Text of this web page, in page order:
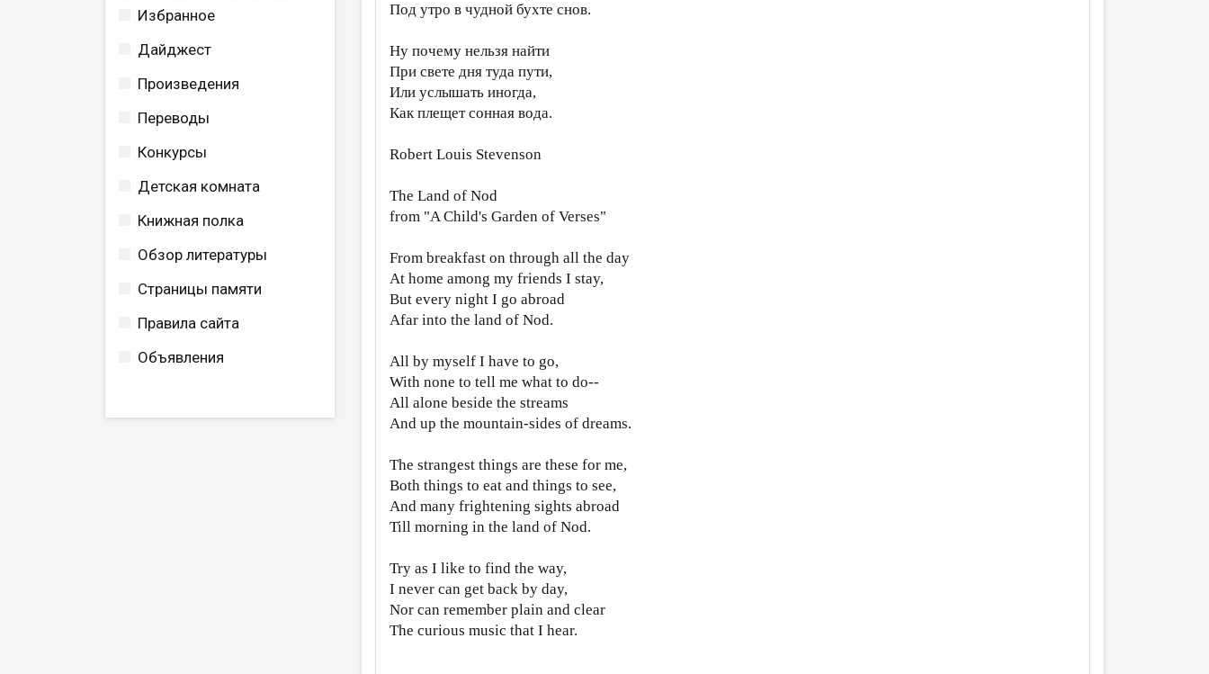
Избранное
Дайджест
Произведения
Переводы
Конкурсы
Детская комната
Книжная полка
Обзор литературы
Страницы памяти
Правила сайта
Объявления
Под утро в чудной бухте снов.
Ну почему нельзя найти
При свете дня туда пути,
Или услышать иногда,
Как плещет сонная вода.
Robert Louis Stevenson
The Land of Nod
from "A Child's Garden of Verses"
From breakfast on through all the day
At home among my friends I stay,
But every night I go abroad
Afar into the land of Nod.
All by myself I have to go,
With none to tell me what to do--
All alone beside the streams
And up the mountain-sides of dreams.
The strangest things are these for me,
Both things to eat and things to see,
And many frightening sights abroad
Till morning in the land of Nod.
Try as I like to find the way,
I never can get back by day,
Nor can remember plain and clear
The curious music that I hear.